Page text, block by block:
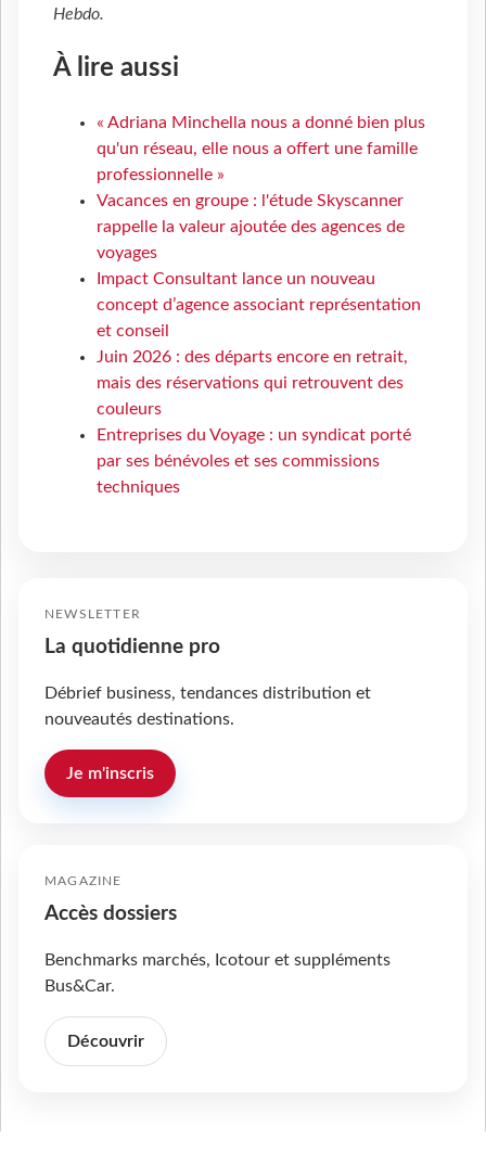
Hebdo.
À lire aussi
« Adriana Minchella nous a donné bien plus
qu'un réseau, elle nous a offert une famille
professionnelle »
Vacances en groupe : l'étude Skyscanner
rappelle la valeur ajoutée des agences de
voyages
Impact Consultant lance un nouveau
concept d’agence associant représentation
et conseil
Juin 2026 : des départs encore en retrait,
mais des réservations qui retrouvent des
couleurs
Entreprises du Voyage : un syndicat porté
par ses bénévoles et ses commissions
techniques
NEWSLETTER
La quotidienne pro
Débrief business, tendances distribution et
nouveautés destinations.
Je m'inscris
MAGAZINE
Accès dossiers
Benchmarks marchés, Icotour et suppléments
Bus&Car.
Découvrir